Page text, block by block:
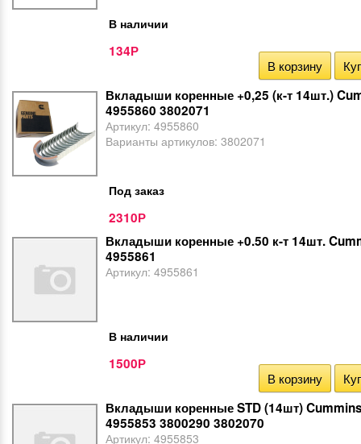
В наличии
134Р
В корзину
Вкладыши коренные +0,25 (к-т 14шт.)
4955860 3802071
Артикул: 4955860
Варианты артикулов: 3802071
Под заказ
2310Р
Вкладыши коренные +0.50 к-т 14шт.
4955861
Артикул: 4955861
В наличии
1500Р
В корзину
Вкладыши коренные STD (14шт)
4955853 3800290 3802070
Артикул: 4955853